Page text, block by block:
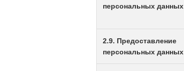
персональных данных
2.9. Предоставление
персональных данных